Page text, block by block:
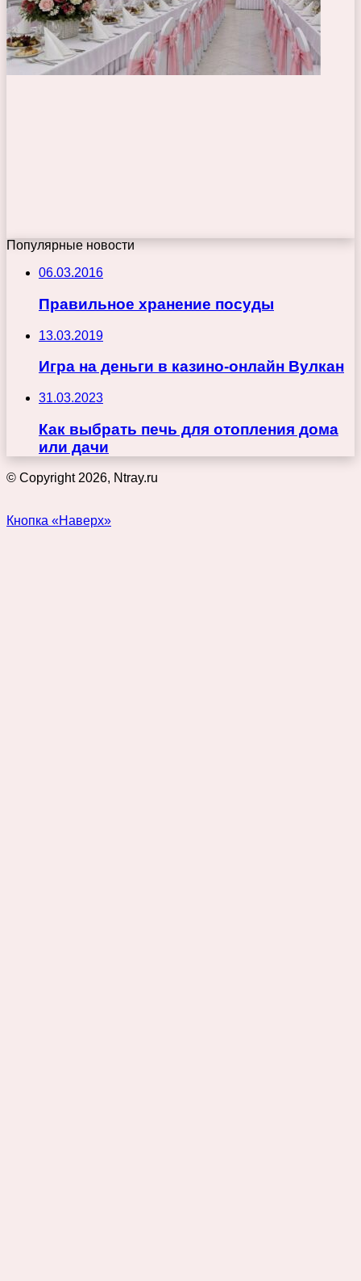
Популярные новости
06.03.2016
Правильное хранение посуды
13.03.2019
Игра на деньги в казино-онлайн Вулкан
31.03.2023
Как выбрать печь для отопления дома
или дачи
© Copyright 2026, Ntray.ru
Кнопка «Наверх»